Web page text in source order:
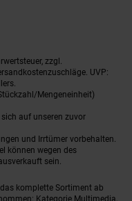
zzgl.
UVP:
Mengeneinheit)
auf unseren zuvor
und Irrtümer vorbehalten.
können wegen des
sein.
komplette Sortiment ab
Kategorie Multimedia,